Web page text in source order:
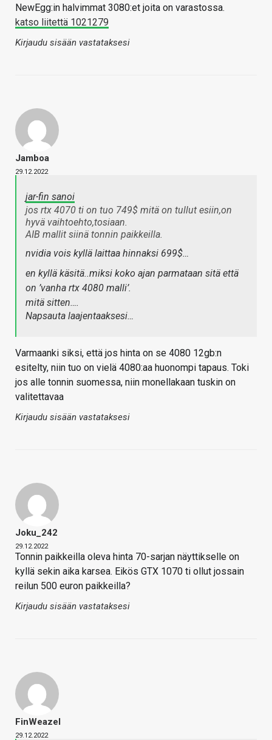
NewEgg:in halvimmat 3080:et joita on varastossa.
katso liitettä 1021279
Kirjaudu sisään vastataksesi
Jamboa
29.12.2022
jar-fin sanoi
jos rtx 4070 ti on tuo 749$ mitä on tullut esiin,on
hyvä vaihtoehto,tosiaan.
AIB mallit siinä tonnin paikkeilla.
nvidia vois kyllä laittaa hinnaksi 699$…
en kyllä käsitä..miksi koko ajan parmataan sitä että
on ’vanha rtx 4080 malli’.
mitä sitten….
Napsauta laajentaaksesi…
Varmaanki siksi, että jos hinta on se 4080 12gb:n
esitelty, niin tuo on vielä 4080:aa huonompi tapaus. Toki
jos alle tonnin suomessa, niin monellakaan tuskin on
valitettavaa
Kirjaudu sisään vastataksesi
Joku_242
29.12.2022
Tonnin paikkeilla oleva hinta 70-sarjan näyttikselle on
kyllä sekin aika karsea. Eikös GTX 1070 ti ollut jossain
reilun 500 euron paikkeilla?
Kirjaudu sisään vastataksesi
FinWeazel
29.12.2022